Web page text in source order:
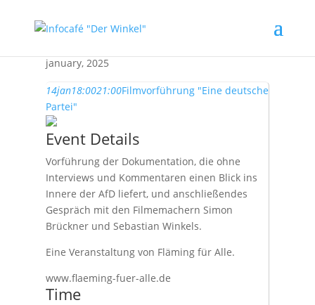
january, 2025
14jan18:0021:00Filmvorführung "Eine deutsche
Partei"
Event Details
Vorführung der Dokumentation, die ohne
Interviews und Kommentaren einen Blick ins
Innere der AfD liefert, und anschließendes
Gespräch mit den Filmemachern Simon
Brückner und Sebastian Winkels.
Eine Veranstaltung von Fläming für Alle.
www.flaeming-fuer-alle.de
Time